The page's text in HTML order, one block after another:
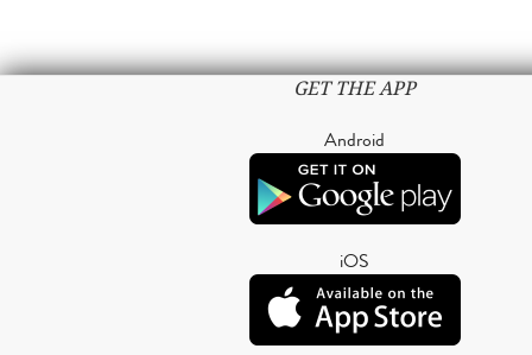
GET THE APP
Android
iOS